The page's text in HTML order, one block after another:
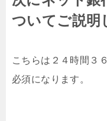
ついてご説明
こちらは２４時間３
必須になります。